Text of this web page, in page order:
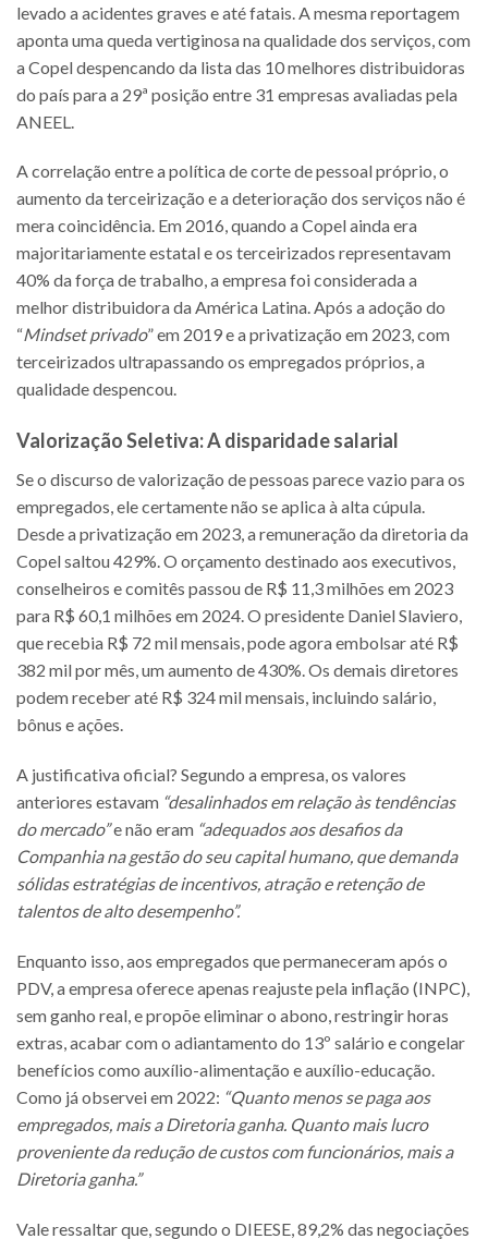
levado a acidentes graves e até fatais. A mesma reportagem
aponta uma queda vertiginosa na qualidade dos serviços, com
a Copel despencando da lista das 10 melhores distribuidoras
do país para a 29ª posição entre 31 empresas avaliadas pela
ANEEL.
A correlação entre a política de corte de pessoal próprio, o
aumento da terceirização e a deterioração dos serviços não é
mera coincidência. Em 2016, quando a Copel ainda era
majoritariamente estatal e os terceirizados representavam
40% da força de trabalho, a empresa foi considerada a
melhor distribuidora da América Latina. Após a adoção do
“Mindset privado” em 2019 e a privatização em 2023, com
terceirizados ultrapassando os empregados próprios, a
qualidade despencou.
Valorização Seletiva: A disparidade salarial
Se o discurso de valorização de pessoas parece vazio para os
empregados, ele certamente não se aplica à alta cúpula.
Desde a privatização em 2023, a remuneração da diretoria da
Copel saltou 429%. O orçamento destinado aos executivos,
conselheiros e comitês passou de R$ 11,3 milhões em 2023
para R$ 60,1 milhões em 2024. O presidente Daniel Slaviero,
que recebia R$ 72 mil mensais, pode agora embolsar até R$
382 mil por mês, um aumento de 430%. Os demais diretores
podem receber até R$ 324 mil mensais, incluindo salário,
bônus e ações.
A justificativa oficial? Segundo a empresa, os valores
anteriores estavam “desalinhados em relação às tendências
do mercado”e não eram “adequados aos desafios da
Companhia na gestão do seu capital humano, que demanda
sólidas estratégias de incentivos, atração e retenção de
talentos de alto desempenho”.
Enquanto isso, aos empregados que permaneceram após o
PDV, a empresa oferece apenas reajuste pela inflação (INPC),
sem ganho real, e propõe eliminar o abono, restringir horas
extras, acabar com o adiantamento do 13º salário e congelar
benefícios como auxílio-alimentação e auxílio-educação.
Como já observei em 2022: “Quanto menos se paga aos
empregados, mais a Diretoria ganha. Quanto mais lucro
proveniente da redução de custos com funcionários, mais a
Diretoria ganha.”
Vale ressaltar que, segundo o DIEESE, 89,2% das negociações